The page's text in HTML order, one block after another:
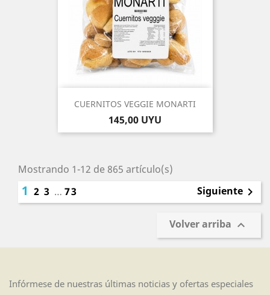
CUERNITOS VEGGIE MONARTI
Precio
145,00 UYU
Mostrando 1-12 de 865 artículo(s)
1 2 3 … 73 Siguiente 
Volver arriba 
Infórmese de nuestras últimas noticias y ofertas especiales